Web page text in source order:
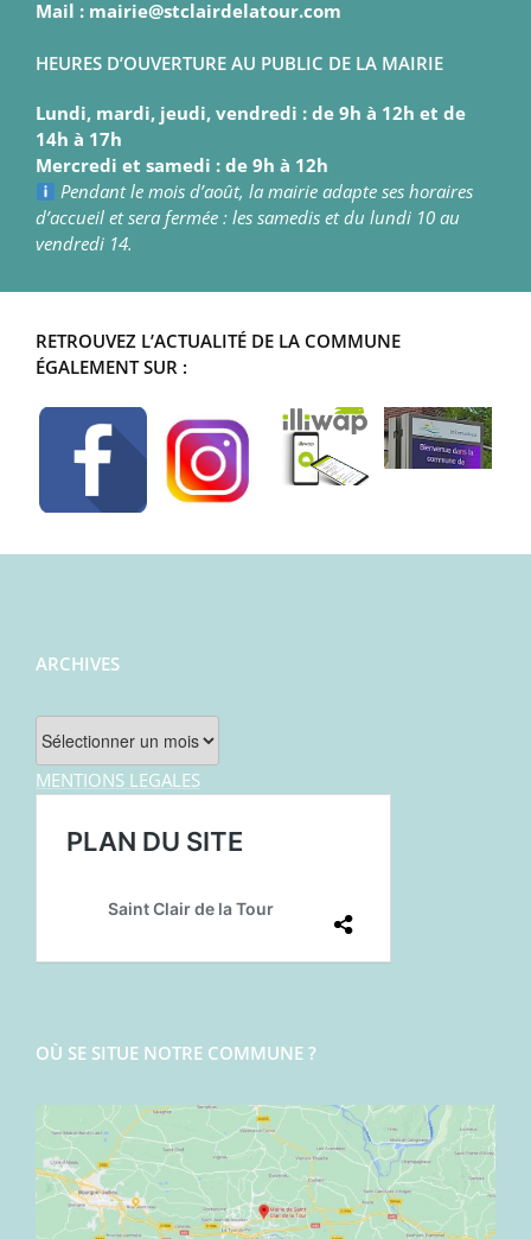
Mail : mairie@stclairdelatour.com
HEURES D’OUVERTURE AU PUBLIC DE LA MAIRIE
Lundi, mardi, jeudi, vendredi : de 9h à 12h et de
14h à 17h
Mercredi et samedi : de 9h à 12h
Pendant le mois d’août, la mairie adapte ses horaires
d’accueil et sera fermée : les samedis et du lundi 10 au
vendredi 14.
RETROUVEZ L’ACTUALITÉ DE LA COMMUNE
ÉGALEMENT SUR :
ARCHIVES
Archives
MENTIONS LEGALES
OÙ SE SITUE NOTRE COMMUNE ?